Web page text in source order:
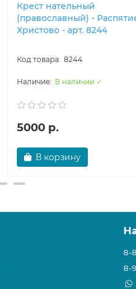
Крест нательный
(православный) -
Христово - арт. 8244
8244
В наличии ✓
5000 р.
В корзину
8-
8-